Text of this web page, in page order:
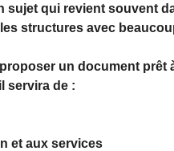
sujet qui revient souvent
structures avec
un document prêt
servira de :
et aux services